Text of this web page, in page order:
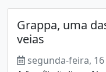
Grappa, uma
veias
segunda-feira,